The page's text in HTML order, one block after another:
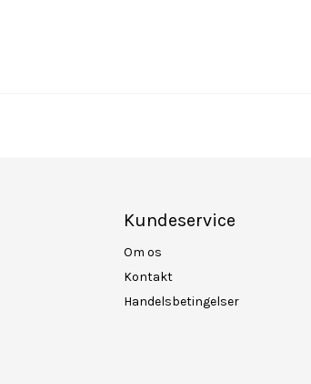
Kundeservice
Om os
Kontakt
Handelsbetingelser